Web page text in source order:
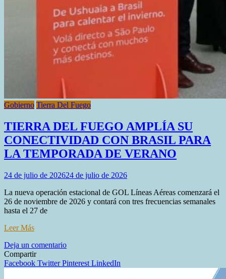
Gobierno Tierra Del Fuego
TIERRA DEL FUEGO AMPLÍA SU
CONECTIVIDAD CON BRASIL PARA
LA TEMPORADA DE VERANO
24 de julio de 202624 de julio de 2026
La nueva operación estacional de GOL Líneas Aéreas comenzará el
26 de noviembre de 2026 y contará con tres frecuencias semanales
hasta el 27 de
Leer Más
Deja un comentarioen
DEL
Compartir
Facebook TwitterPinterest LinkedIn